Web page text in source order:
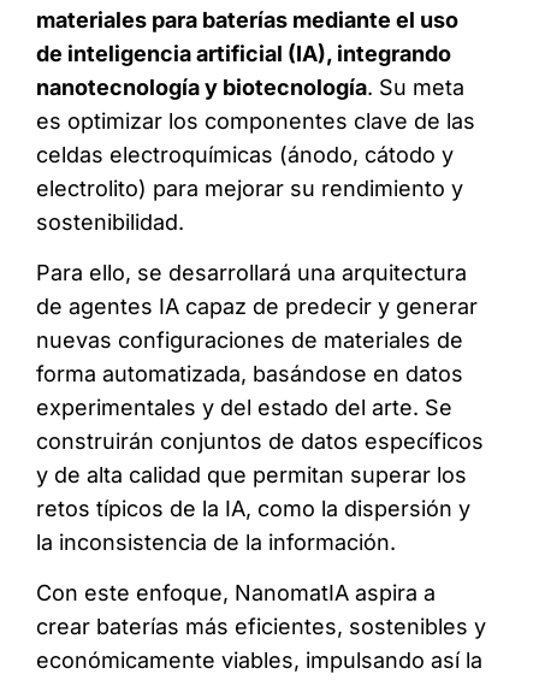
materiales para baterías mediante el uso
de inteligencia artificial (IA), integrando
nanotecnología y biotecnología. Su meta
es optimizar los componentes clave de las
celdas electroquímicas (ánodo, cátodo y
electrolito) para mejorar su rendimiento y
sostenibilidad.
Para ello, se desarrollará una arquitectura
de agentes IA capaz de predecir y generar
nuevas configuraciones de materiales de
forma automatizada, basándose en datos
experimentales y del estado del arte. Se
construirán conjuntos de datos específicos
y de alta calidad que permitan superar los
retos típicos de la IA, como la dispersión y
la inconsistencia de la información.
Con este enfoque, NanomatIA aspira a
crear baterías más eficientes, sostenibles y
económicamente viables, impulsando así la